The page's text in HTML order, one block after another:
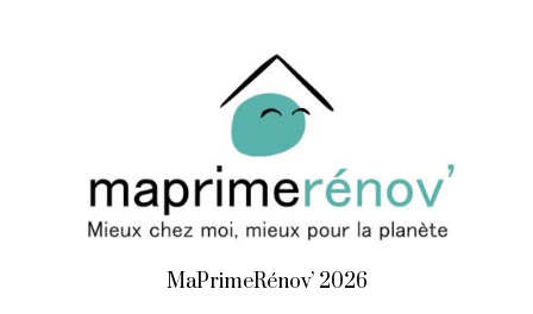
MaPrimeRénov’ 2026